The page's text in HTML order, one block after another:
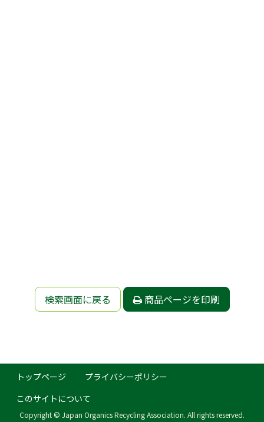
検索画面に戻る 商品ページを印刷
トップページ
プライバシーポリシー
このサイトについて
Copyright © Japan Organics Recycling Association. All rights reserved.